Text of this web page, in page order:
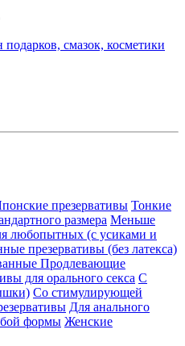
презервативы Тонкие
размера Меньше
любопытных (с усиками и
презервативы (без латекса)
Продлевающие
для орального секса С
Со стимулирующей
Для анального
формы Женские